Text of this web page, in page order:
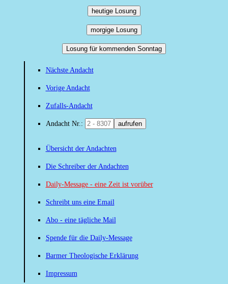
heutige Losung
morgige Losung
Losung für kommenden Sonntag
Nächste Andacht
Vorige Andacht
Zufalls-Andacht
Andacht Nr.: aufrufen
Übersicht der Andachten
Die Schreiber der Andachten
Daily-Message - eine Zeit ist vorüber
Schreibt uns eine Email
Abo - eine tägliche Mail
Spende für die Daily-Message
Barmer Theologische Erklärung
Impressum